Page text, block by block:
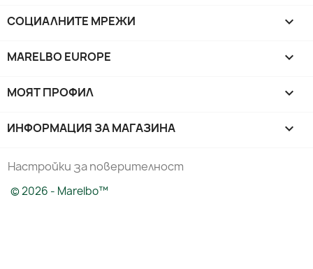
СОЦИАЛНИТЕ МРЕЖИ 
MARELBO EUROPE 
МОЯТ ПРОФИЛ 
ИНФОРМАЦИЯ ЗА МАГАЗИНА keyboard_arrow_down
Настройки за поверителност
© 2026 - Marelbo™